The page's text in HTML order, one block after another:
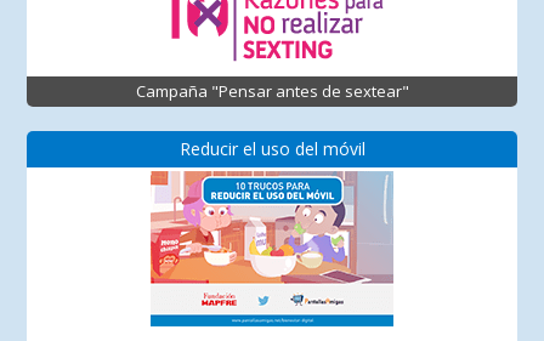
Campaña "Pensar antes de sextear"
Reducir el uso del móvil